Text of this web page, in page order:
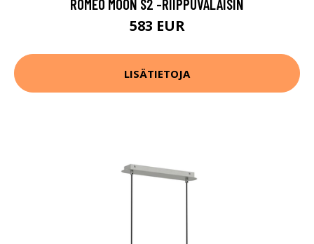
ROMEO MOON S2 -RIIPPUVALAISIN
583 EUR
LISÄTIETOJA